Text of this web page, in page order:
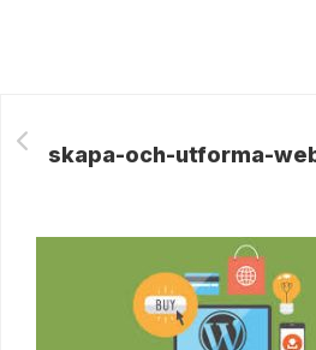
skapa-och-utforma-